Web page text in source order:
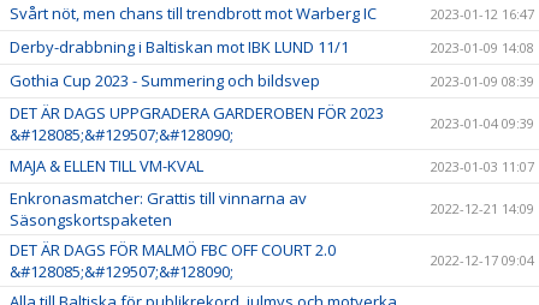
Svårt nöt, men chans till trendbrott mot Warberg IC 2023-01-12 16:47
Derby-drabbning i Baltiskan mot IBK LUND 11/1 2023-01-09 14:08
Gothia Cup 2023 - Summering och bildsvep 2023-01-09 08:39
DET ÄR DAGS UPPGRADERA GARDEROBEN FÖR 2023
&#128085;&#129507;&#128090;
2023-01-04 09:39
MAJA & ELLEN TILL VM-KVAL 2023-01-03 11:07
Enkronasmatcher: Grattis till vinnarna av
Säsongskortspaketen
2022-12-21 14:09
DET ÄR DAGS FÖR MALMÖ FBC OFF COURT 2.0
&#128085;&#129507;&#128090;
2022-12-17 09:04